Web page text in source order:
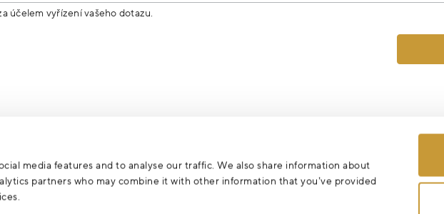
media features and to analyse our traffic. We also share information about
partners who may combine it with other information that you’ve provided
účelem vyřízení vašeho dotazu.